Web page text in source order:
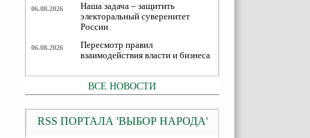
06.08.2026
Наша задача – защитить
электоральный суверенитет
России
06.08.2026
Пересмотр правил
взаимодействия власти и бизнеса
ВСЕ НОВОСТИ
RSS ПОРТАЛА 'ВЫБОР НАРОДА'